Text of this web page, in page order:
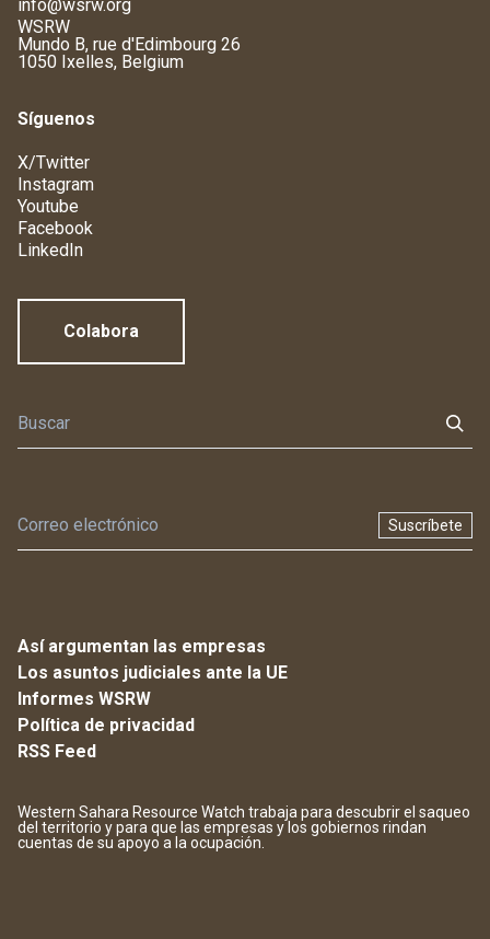
info@wsrw.org
WSRW
Mundo B, rue d'Edimbourg 26
1050 Ixelles, Belgium
Síguenos
X/Twitter
Instagram
Youtube
Facebook
LinkedIn
Colabora
Suscríbete
Así argumentan las empresas
Los asuntos judiciales ante la UE
Informes WSRW
Política de privacidad
RSS Feed
Western Sahara Resource Watch trabaja para descubrir el saqueo
del territorio y para que las empresas y los gobiernos rindan
cuentas de su apoyo a la ocupación.